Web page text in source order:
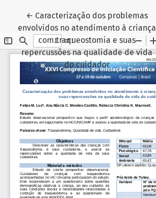
← Voltar aos Detalhes do Artigo
Caracterização dos problemas
envolvidos no atendimento à criança
com traqueostomia e suas
repercussões na qualidade de vida
do cuidador